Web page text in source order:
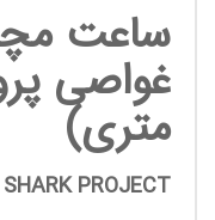
ساعت
غواصی
متری)
PROJECT